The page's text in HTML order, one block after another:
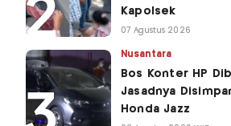
Kapolsek
07 Agustus 2026
Nusantara
Bos Konter HP
Jasadnya
Honda Jazz